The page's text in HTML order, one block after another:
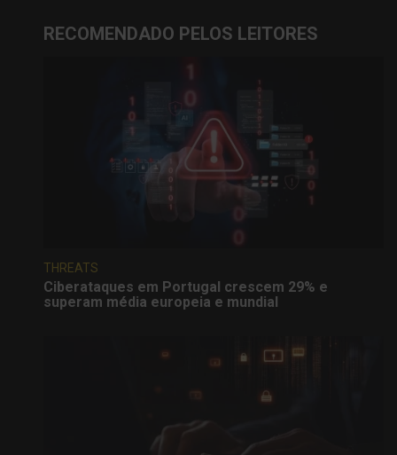
RECOMENDADO PELOS LEITORES
THREATS
Ciberataques em Portugal crescem 29% e
superam média europeia e mundial